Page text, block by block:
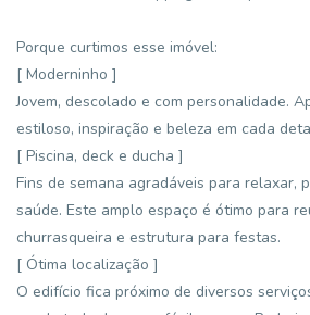
Porque curtimos esse imóvel:
[ Moderninho ]
Jovem, descolado e com personalidade.
estiloso, inspiração e beleza em cada
[ Piscina, deck e ducha ]
Fins de semana agradáveis para relaxar,
saúde. Este amplo espaço é ótimo para
churrasqueira e estrutura para festas.
[ Ótima localização ]
O edifício fica próximo de diversos